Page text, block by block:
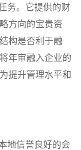
务。它提供的财
方向的宝贵资
构是否利于融
年审融入企业的
提升管理水平和
地信誉良好的会